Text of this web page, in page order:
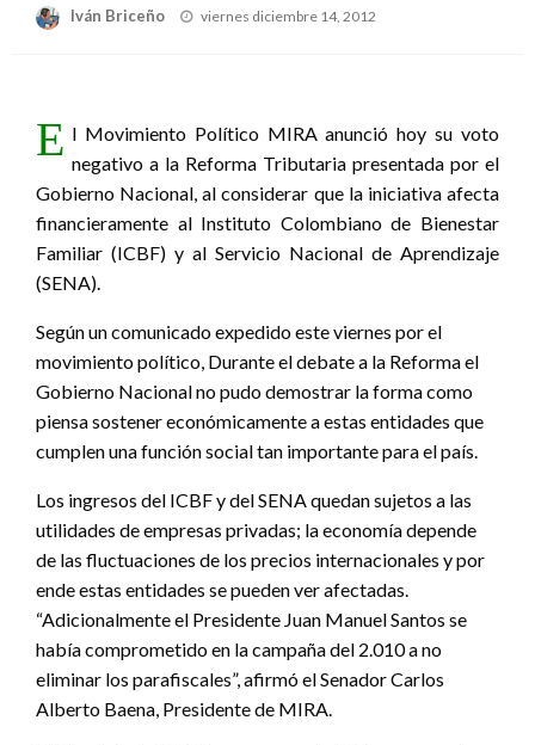
Iván Briceño
Publicado
viernes diciembre 14, 2012
E l Movimiento Político MIRA anunció hoy su voto
negativo a la Reforma Tributaria presentada por el
Gobierno Nacional, al considerar que la iniciativa afecta
financieramente al Instituto Colombiano de Bienestar
Familiar (ICBF) y al Servicio Nacional de Aprendizaje
(SENA).
Según un comunicado expedido este viernes por el
movimiento político, Durante el debate a la Reforma el
Gobierno Nacional no pudo demostrar la forma como
piensa sostener económicamente a estas entidades que
cumplen una función social tan importante para el país.
Los ingresos del ICBF y del SENA quedan sujetos a las
utilidades de empresas privadas; la economía depende
de las fluctuaciones de los precios internacionales y por
ende estas entidades se pueden ver afectadas.
“Adicionalmente el Presidente Juan Manuel Santos se
había comprometido en la campaña del 2.010 a no
eliminar los parafiscales”, afirmó el Senador Carlos
Alberto Baena, Presidente de MIRA.